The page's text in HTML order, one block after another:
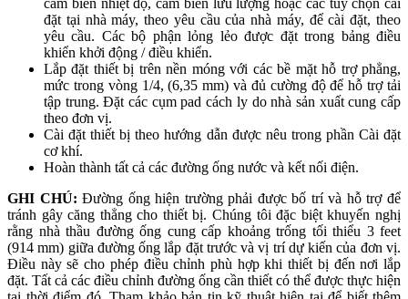
đặt tại nhà máy, theo yêu cầu của nhà máy, để cài đặt, theo
yêu cầu. Các bộ phận lỏng lẻo được đặt trong bảng điều
khiển khởi động / điều khiển.
Lắp đặt thiết bị trên nền móng với các bề mặt hỗ trợ phẳng,
mức trong vòng 1/4, (6,35 mm) và đủ cường độ để hỗ trợ tải
tập trung. Đặt các cụm pad cách ly do nhà sản xuất cung cấp
theo đơn vị.
Cài đặt thiết bị theo hướng dẫn được nêu trong phần Cài đặt
cơ khí.
Hoàn thành tất cả các đường ống nước và kết nối điện.
GHI CHÚ: Đường ống hiện trường phải được bố trí và hỗ trợ để
tránh gây căng thẳng cho thiết bị. Chúng tôi đặc biệt khuyến nghị
rằng nhà thầu đường ống cung cấp khoảng trống tối thiểu 3 feet
(914 mm) giữa đường ống lắp đặt trước và vị trí dự kiến ​​của đơn vị.
Điều này sẽ cho phép điều chỉnh phù hợp khi thiết bị đến nơi lắp
đặt. Tất cả các điều chỉnh đường ống cần thiết có thể được thực hiện